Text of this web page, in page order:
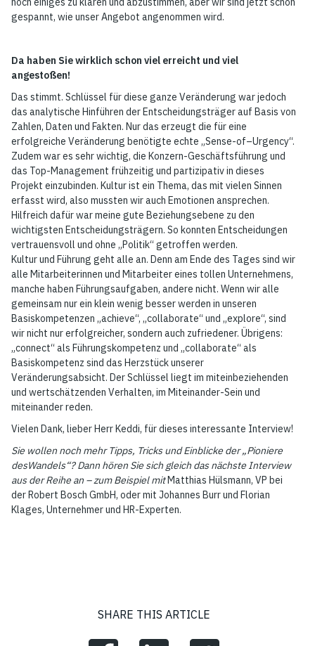
gespannt, wie unser Angebot angenommen wird.
Da haben Sie wirklich schon viel erreicht und viel
angestoßen!
Das stimmt. Schlüssel für diese ganze Veränderung war jedoch
das analytische Hinführen der Entscheidungsträger auf Basis von
Zahlen, Daten und Fakten. Nur das erzeugt die für eine
erfolgreiche Veränderung benötigte echte „Sense-of–Urgency“.
Zudem war es sehr wichtig, die Konzern-Geschäftsführung und
das Top-Management frühzeitig und partizipativ in dieses
Projekt einzubinden. Kultur ist ein Thema, das mit vielen Sinnen
erfasst wird, also mussten wir auch Emotionen ansprechen.
Hilfreich dafür war meine gute Beziehungsebene zu den
wichtigsten Entscheidungsträgern. So konnten Entscheidungen
vertrauensvoll und ohne „Politik“ getroffen werden.
Kultur und Führung geht alle an. Denn am Ende des Tages sind wir
alle Mitarbeiterinnen und Mitarbeiter eines tollen Unternehmens,
manche haben Führungsaufgaben, andere nicht. Wenn wir alle
gemeinsam nur ein klein wenig besser werden in unseren
Basiskompetenzen „achieve“, „collaborate“ und „explore“, sind
wir nicht nur erfolgreicher, sondern auch zufriedener. Übrigens:
„connect“ als Führungskompetenz und „collaborate“ als
Basiskompetenz sind das Herzstück unserer
Veränderungsabsicht. Der Schlüssel liegt im miteinbeziehenden
und wertschätzenden Verhalten, im Miteinander-Sein und
miteinander reden.
Vielen Dank, lieber Herr Keddi, für dieses interessante Interview!
Sie wollen noch mehr Tipps, Tricks und Einblicke der „Pioniere
desWandels“? Dann hören Sie sich gleich das nächste Interview
aus der Reihe an – zum Beispiel mitMatthias Hülsmann, VP bei
der Robert Bosch GmbH, oder mit Johannes Burr und Florian
Klages, Unternehmer und HR-Experten.
SHARE THIS ARTICLE